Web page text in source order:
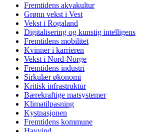
Fremtidens akvakultur
Grønn vekst i Vest
Vekst i Rogaland
Digitalisering og kunstig intelligens
Fremtidens mobilitet
Kvinner i karrieren
Vekst i Nord-Norge
Fremtidens industri
Sirkulær økonomi
Kritisk infrastruktur
Bærekraftige matsystemer
Klimatilpasning
Kystnasjonen
Fremtidens kommune